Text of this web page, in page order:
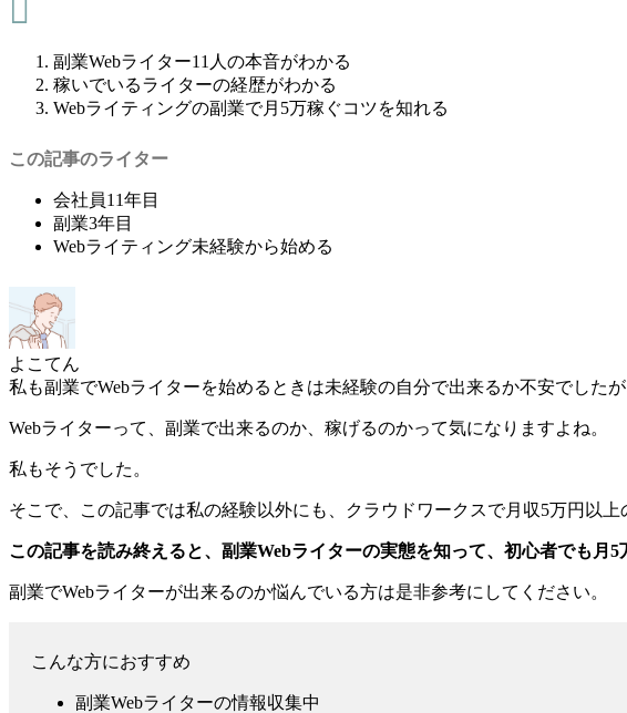
副業Webライター11人の本音がわかる
稼いでいるライターの経歴がわかる
Webライティングの副業で月5万稼ぐコツを知れる
この記事のライター
会社員11年目
副業3年目
Webライティング未経験から始める
よこてん
私も副業でWebライターを始めるときは未経験の自分で出来るか不安でした
Webライターって、副業で出来るのか、稼げるのかって気になりますよね。
私もそうでした。
そこで、この記事では私の経験以外にも、クラウドワークスで月収5万円以
この記事を読み終えると、副業Webライターの実態を知って、初心者でも月5
副業でWebライターが出来るのか悩んでいる方は是非参考にしてください。
こんな方におすすめ
副業Webライターの情報収集中